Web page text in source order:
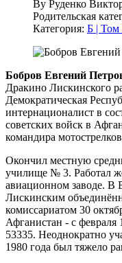
By Руденко
Родительская
Категория: Б | Том
Бобров Евгений
Дракино Лискинского
Демократическая
интернационалист в
советских войск в
командира
Окончил местную
училище № 3. Работал
авиационном заводе.
Лискинским
комиссариатом 30
Афганистан - с
53335. Неоднократно
1980 года был тяжело